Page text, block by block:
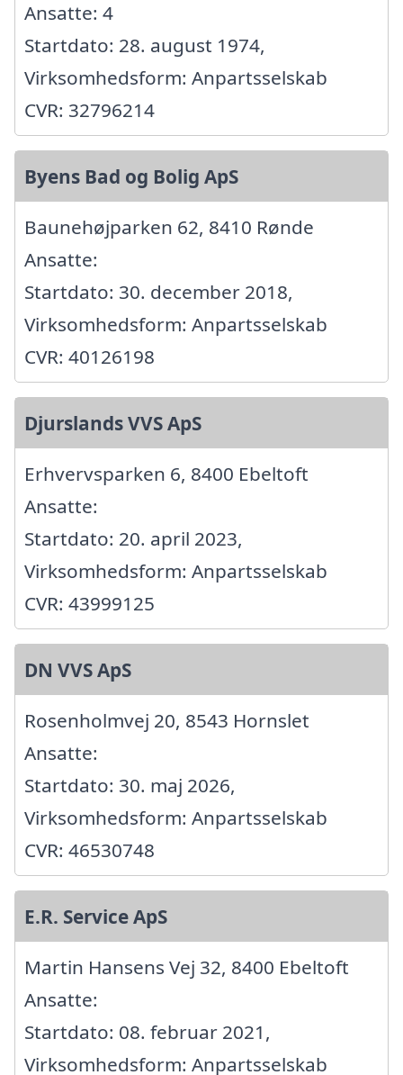
Ansatte: 4
Startdato: 28. august 1974,
Virksomhedsform: Anpartsselskab
CVR: 32796214
Byens Bad og Bolig ApS
Baunehøjparken 62, 8410 Rønde
Ansatte:
Startdato: 30. december 2018,
Virksomhedsform: Anpartsselskab
CVR: 40126198
Djurslands VVS ApS
Erhvervsparken 6, 8400 Ebeltoft
Ansatte:
Startdato: 20. april 2023,
Virksomhedsform: Anpartsselskab
CVR: 43999125
DN VVS ApS
Rosenholmvej 20, 8543 Hornslet
Ansatte:
Startdato: 30. maj 2026,
Virksomhedsform: Anpartsselskab
CVR: 46530748
E.R. Service ApS
Martin Hansens Vej 32, 8400 Ebeltoft
Ansatte:
Startdato: 08. februar 2021,
Virksomhedsform: Anpartsselskab